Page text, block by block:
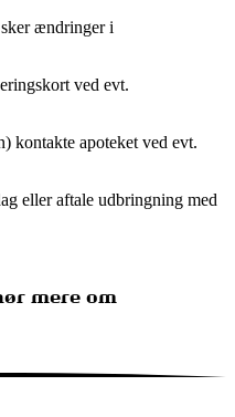
ændringer i
ved evt.
kontakte apoteket ved evt.
eller aftale udbringning med
mere om